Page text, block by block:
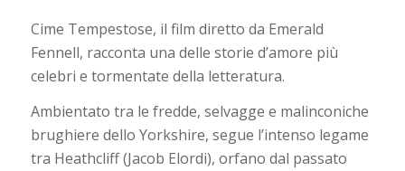
Cime Tempestose, il film diretto da Emerald
Fennell, racconta una delle storie d’amore più
celebri e tormentate della letteratura.
Ambientato tra le fredde, selvagge e malinconiche
brughiere dello Yorkshire, segue l’intenso legame
tra Heathcliff (Jacob Elordi), orfano dal passato